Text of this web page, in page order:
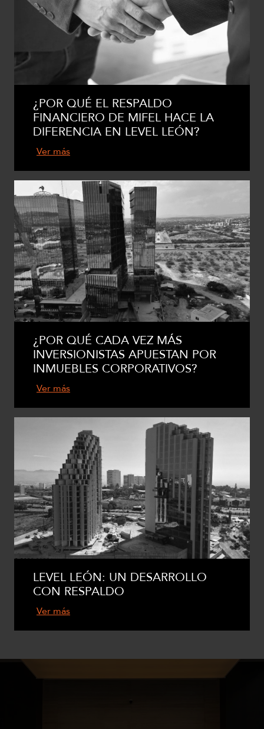
¿POR QUÉ EL RESPALDO
FINANCIERO DE MIFEL HACE LA
DIFERENCIA EN LEVEL LEÓN?
Ver más
¿POR QUÉ CADA VEZ MÁS
INVERSIONISTAS APUESTAN POR
INMUEBLES CORPORATIVOS?
Ver más
LEVEL LEÓN: UN DESARROLLO
CON RESPALDO
Ver más